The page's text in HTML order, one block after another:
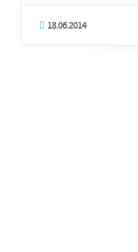
18.06.2014